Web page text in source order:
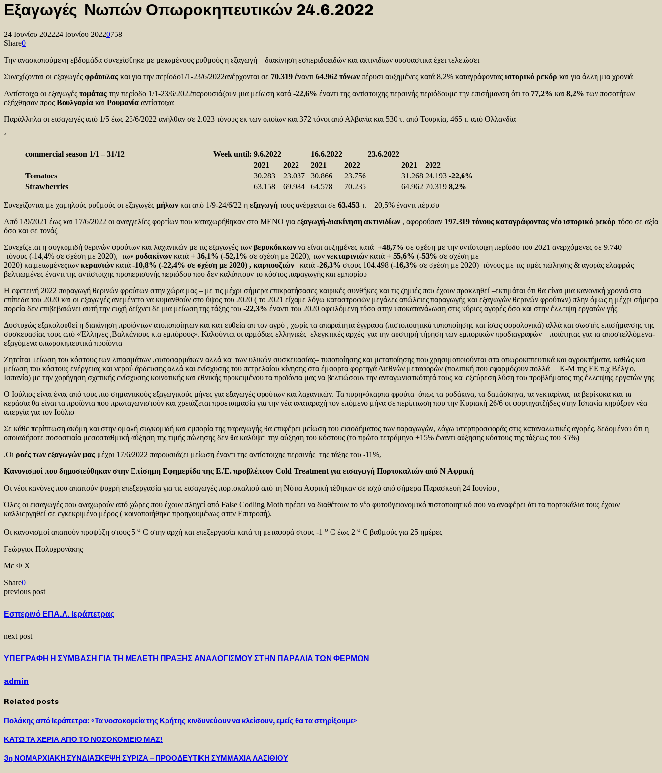
Εξαγωγές Νωπών Οπωροκηπευτικών 24.6.2022
24 Ιουνίου 202224 Ιουνίου 20220758
Share0
Την ανασκοπούμενη εβδομάδα συνεχίσθηκε με μειωμένους ρυθμούς η εξαγωγή – διακίνηση εσπεριδοειδών και ακτινιδίων ουσυαστικά έχει τελειώσει
Συνεχίζονται οι εξαγωγές φράουλας και για την περίοδο1/1-23/6/2022ανέρχονται σε 70.319 έναντι 64.962 τόνων πέρυσι αυξημένες κατά 8,2% καταγράφοντας ιστορικό ρεκόρ και για άλλη μια χρονιά
Αντίστοιχα οι εξαγωγές τομάτας την περίοδο 1/1-23/6/2022παρουσιάζουν μια μείωση κατά -22,6% έναντι της αντίστοιχης περσινής περιόδουμε την επισήμανση ότι το 77,2% και 8,2% των ποσοτήτων
εξήχθησαν προς Βουλγαρία και Ρουμανία αντίστοιχα
Παράλληλα οι εισαγωγές από 1/5 έως 23/6/2022 ανήλθαν σε 2.023 τόνους εκ των οποίων και 372 τόνοι από Αλβανία και 530 τ. από Τουρκία, 465 τ. από Ολλανδία
‘
commercial season 1/1 – 31/12 Week until: 9.6.2022 16.6.2022
23.6.2022
2021
2022 2021 2022 2021
2022
Tomatoes
30.283 23.037 30.866 23.756 31.268 24.193 -22,6%
Strawberries
63.158 69.984 64.578 70.235 64.962 70.319 8,2%
Συνεχίζονται με χαμηλούς ρυθμούς οι εξαγωγές μήλων και από 1/9-24/6/22 η εξαγωγή τους ανέρχεται σε 63.453 τ. – 20,5% έναντι πέρισυ
Από 1/9/2021 έως και 17/6/2022 οι αναγγελίες φορτίων που καταχωρήθηκαν στο ΜΕΝΟ για εξαγωγή-διακίνηση ακτινιδίων , αφορούσαν 197.319 τόνους καταγράφοντας νέο ιστορικό ρεκόρ τόσο σε αξία
όσο και σε τονάζ
Συνεχίζεται η συγκομιδή θερινών φρούτων και λαχανικών με τις εξαγωγές των βερυκόκκων να είναι αυξημένες κατά +48,7% σε σχέση με την αντίστοιχη περίοδο του 2021 ανερχόμενες σε 9.740
τόνους (-14,4% σε σχέση με 2020), των ροδακίνων κατά + 36,1% (-52,1% σε σχέση με 2020), των νεκταρινιών κατά + 55,6% (-53% σε σχέση με
2020) καιμειωμένεςτων κερασιών κατά -10,8% (-22,4% σε σχέση με 2020) , καρπουζιών κατά -26,3% στους 104.498 (-16,3% σε σχέση με 2020) τόνους με τις τιμές πώλησης & αγοράς ελαφρώς
βελτιωμένες έναντι της αντίστοιχης προπερισυνής περιόδου που δεν καλύπτουν το κόστος παραγωγής και εμπορίου
Η εφετεινή 2022 παραγωγή θερινών φρούτων στην χώρα μας – με τις μέχρι σήμερα επικρατήσασες καιρικές συνθήκες και τις ζημιές που έχουν προκληθεί –εκτιμάται ότι θα είναι μια κανονική χρονιά στα
επίπεδα του 2020 και οι εξαγωγές ανεμένετο να κυμανθούν στο ύψος του 2020 ( το 2021 είχαμε λόγω καταστροφών μεγάλες απώλειες παραγωγής και εξαγωγών θερινών φρούτων) πλην όμως η μέχρι σήμερα
πορεία δεν επιβεβαιώνει αυτή την ευχή δείχνει δε μια μείωση της τάξης του -22,3% έναντι του 2020 οφειλόμενη τόσο στην υποκατανάλωση στις κύριες αγορές όσο και στην έλλειψη εργατών γής
Δυστυχώς εξακολουθεί η διακίνηση προϊόντων ατυποποίητων και κατ ευθεία απ τον αγρό , χωρίς τα απαραίτητα έγγραφα (πιστοποιητικά τυποποίησης και ίσως φορολογικά) αλλά και σωστής επισήμανσης της
συσκευασίας τους από «Έλληνες ,Βαλκάνιους κ.α εμπόρους». Καλούνται οι αρμόδιες ελληνικές ελεγκτικές αρχές για την αυστηρή τήρηση των εμπορικών προδιαγραφών – ποιότητας για τα αποστελλόμενα-
εξαγόμενα οπωροκηπευτικά προϊόντα
Ζητείται μείωση του κόστους των λιπασμάτων ,φυτοφαρμάκων αλλά και των υλικών συσκευασίας– τυποποίησης και μεταποίησης που χρησιμοποιούνται στα οπωροκηπευτικά και αγροκτήματα, καθώς και
μείωση του κόστους ενέργειας και νερού άρδευσης αλλά και ενίσχυσης του πετρελαίου κίνησης στα έμφορτα φορτηγά Διεθνών μεταφορών (πολιτική που εφαρμόζουν πολλά Κ-Μ της ΕΕ π.χ Βέλγιο,
Ισπανία) με την χορήγηση σχετικής ενίσχυσης κοινοτικής και εθνικής προκειμένου τα προϊόντα μας να βελτιώσουν την ανταγωνιστκότητά τους και εξεύρεση λύση του προβλήματος της έλλειψης εργατών γης
Ο Ιούλιος είναι ένας από τους πιο σημαντικούς εξαγωγικούς μήνες για εξαγωγές φρούτων και λαχανικών. Τα πυρηνόκαρπα φρούτα όπως τα ροδάκινα, τα δαμάσκηνα, τα νεκταρίνια, τα βερίκοκα και τα
κεράσια θα είναι τα προϊόντα που πρωταγωνιστούν και χρειάζεται προετοιμασία για την νέα αναταραχή τον επόμενο μήνα σε περίπτωση που την Κυριακή 26/6 οι φορτηγατζήδες στην Ισπανία κηρύξουν νέα
απεργία για τον Ιούλιο
Σε κάθε περίπτωση ακόμη και στην ομαλή συγκομιδή και εμπορία της παραγωγής θα επιφέρει μείωση του εισοδήματος των παραγωγών, λόγω υπερπροσφοράς στις καταναλωτικές αγορές, δεδομένου ότι η
οποιαδήποτε ποσοστιαία μεσοσταθμική αύξηση της τιμής πώλησης δεν θα καλύψει την αύξηση του κόστους (το πρώτο τετράμηνο +15% έναντι αύξησης κόστους της τάξεως του 35%)
.Οι ροές των εξαγωγών μας μέχρι 17/6/2022 παρουσιάζει μείωση έναντι της αντίστοιχης περσινής της τάξης του -11%,
Κανονισμοί που δημοσιεύθηκαν στην Επίσημη Εφημερίδα της Ε.Έ. προβλέπουν Cold Treatment για εισαγωγή Πορτοκαλιών από Ν Αφρική
Οι νέοι κανόνες που απαιτούν ψυχρή επεξεργασία για τις εισαγωγές πορτοκαλιού από τη Νότια Αφρική τέθηκαν σε ισχύ από σήμερα Παρασκευή 24 Ιουνίου ,
Όλες οι εισαγωγές που αναχωρούν από χώρες που έχουν πληγεί από False Codling Moth πρέπει να διαθέτουν το νέο φυτοϋγειονομικό πιστοποιητικό που να αναφέρει ότι τα πορτοκάλια τους έχουν
καλλιεργηθεί σε εγκεκριμένο μέρος ( κοινοποιήθηκε προηγουμένως στην Επιτροπή).
Οι κανονισμοί απαιτούν προψύξη στους 5 o C στην αρχή και επεξεργασία κατά τη μεταφορά στους -1 o C έως 2 o C βαθμούς για 25 ημέρες
Γεώργιος Πολυχρονάκης
Με Φ Χ
Share0
previous post
Εσπερινό ΕΠΑ.Λ. Ιεράπετρας
next post
ΥΠΕΓΡΑΦΗ Η ΣΥΜΒΑΣΗ ΓΙΑ ΤΗ ΜΕΛΕΤΗ ΠΡΑΞΗΣ ΑΝΑΛΟΓΙΣΜΟΥ ΣΤΗΝ ΠΑΡΑΛΙΑ ΤΩΝ ΦΕΡΜΩΝ
admin
Related posts
Πολάκης από Ιεράπετρα: «Τα νοσοκομεία της Κρήτης κινδυνεύουν να κλείσουν, εμείς θα τα στηρίξουμε»
ΚΑΤΩ ΤΑ ΧΕΡΙΑ ΑΠΟ ΤΟ ΝΟΣΟΚΟΜΕΙΟ ΜΑΣ!
3η ΝΟΜΑΡΧΙΑΚΗ ΣΥΝΔΙΑΣΚΕΨΗ ΣΥΡΙΖΑ – ΠΡΟΟΔΕΥΤΙΚΗ ΣΥΜΜΑΧΙΑ ΛΑΣΙΘΙΟΥ